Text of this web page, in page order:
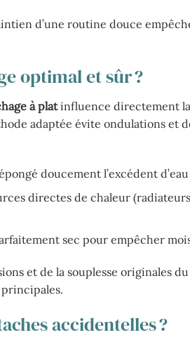
d’une routine douce
optimal et sûr ?
à platinfluence directement
adaptée évite ondulations et
doucement l’excédent
directes de chaleur
sec pour empêcher
et de la souplesse originales
accidentelles ?